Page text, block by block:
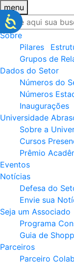
menu
Sobre
Pilares
Grupos de
Dados do Setor
Números do
Números
Inaugurações
Universidade
Sobre a
Cursos
Prêmio
Eventos
Notícias
Defesa do
Envie sua
Seja um Associado
Programa
Guia de
Parceiros
Parceiro